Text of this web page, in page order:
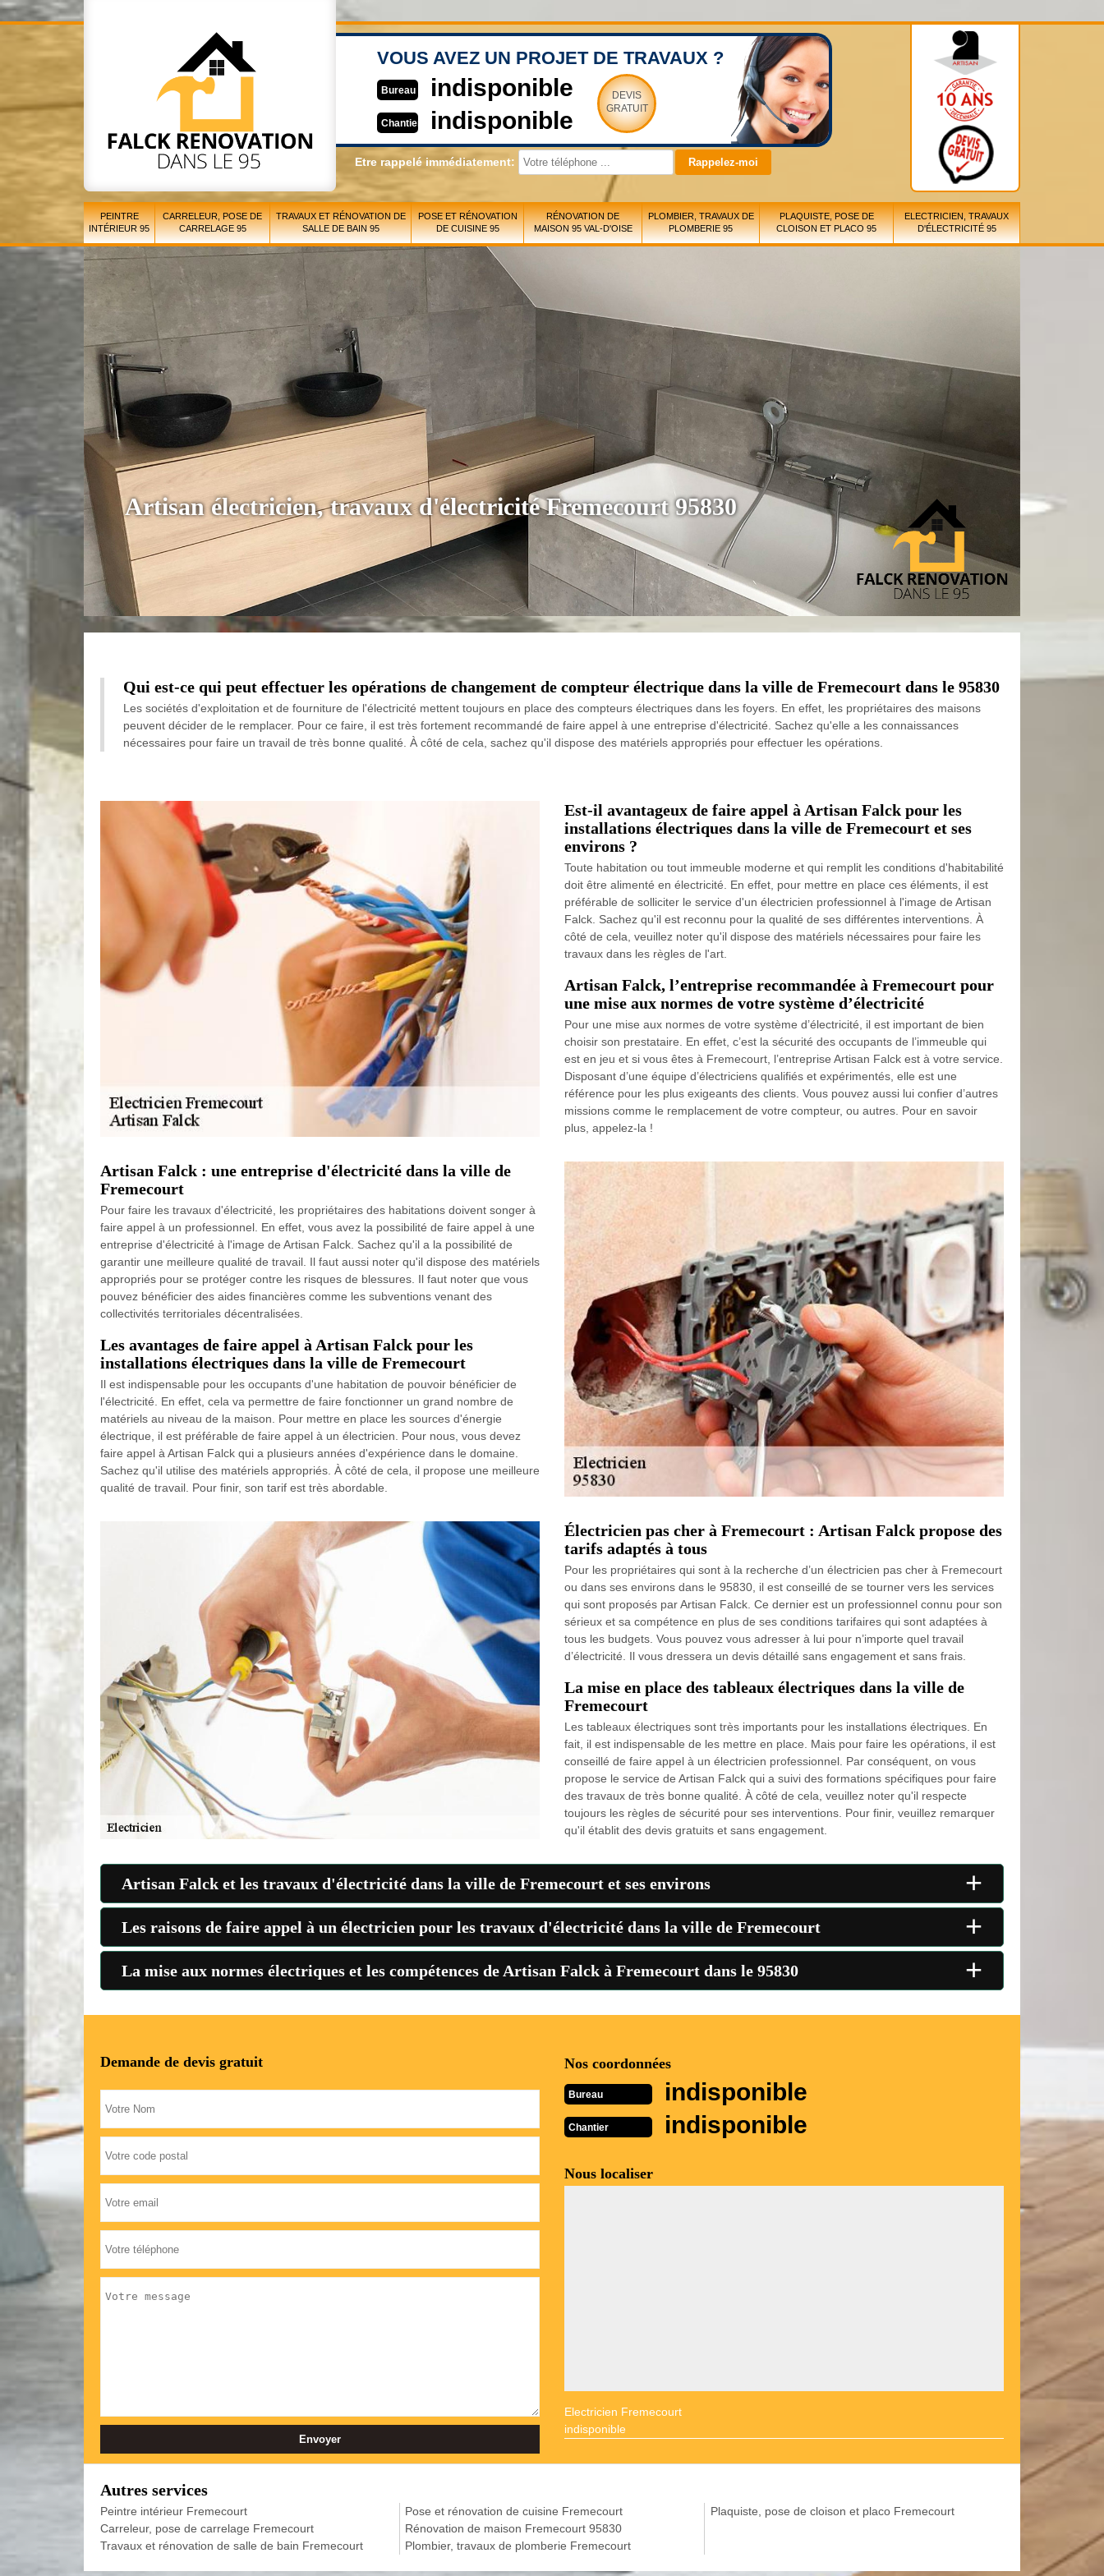
VOUS AVEZ UN PROJET DE TRAVAUX ?
Bureau indisponible
Chantier indisponible
DEVIS
GRATUIT
Etre rappelé immédiatement:
PEINTRE
INTÉRIEUR 95
CARRELEUR, POSE DE
CARRELAGE 95
TRAVAUX ET RÉNOVATION DE
SALLE DE BAIN 95
POSE ET RÉNOVATION
DE CUISINE 95
RÉNOVATION DE
MAISON 95 VAL-D'OISE
PLOMBIER, TRAVAUX DE
PLOMBERIE 95
PLAQUISTE, POSE DE
CLOISON ET PLACO 95
ELECTRICIEN, TRAVAUX
D'ÉLECTRICITÉ 95
Artisan électricien, travaux d'électricité Fremecourt 95830
Qui est-ce qui peut effectuer les opérations de changement de compteur électrique dans la ville de Fremecourt dans le 95830
Les sociétés d'exploitation et de fourniture de l'électricité mettent toujours en place des compteurs électriques dans les foyers. En effet, les propriétaires des maisons
peuvent décider de le remplacer. Pour ce faire, il est très fortement recommandé de faire appel à une entreprise d'électricité. Sachez qu'elle a les connaissances
nécessaires pour faire un travail de très bonne qualité. À côté de cela, sachez qu'il dispose des matériels appropriés pour effectuer les opérations.
Est-il avantageux de faire appel à Artisan Falck pour les
installations électriques dans la ville de Fremecourt et ses
environs ?
Toute habitation ou tout immeuble moderne et qui remplit les conditions d'habitabilité
doit être alimenté en électricité. En effet, pour mettre en place ces éléments, il est
préférable de solliciter le service d'un électricien professionnel à l'image de Artisan
Falck. Sachez qu'il est reconnu pour la qualité de ses différentes interventions. À
côté de cela, veuillez noter qu'il dispose des matériels nécessaires pour faire les
travaux dans les règles de l'art.
Artisan Falck, l’entreprise recommandée à Fremecourt pour
une mise aux normes de votre système d’électricité
Pour une mise aux normes de votre système d’électricité, il est important de bien
choisir son prestataire. En effet, c’est la sécurité des occupants de l’immeuble qui
est en jeu et si vous êtes à Fremecourt, l’entreprise Artisan Falck est à votre service.
Disposant d’une équipe d’électriciens qualifiés et expérimentés, elle est une
référence pour les plus exigeants des clients. Vous pouvez aussi lui confier d’autres
missions comme le remplacement de votre compteur, ou autres. Pour en savoir
plus, appelez-la !
Artisan Falck : une entreprise d'électricité dans la ville de
Fremecourt
Pour faire les travaux d'électricité, les propriétaires des habitations doivent songer à
faire appel à un professionnel. En effet, vous avez la possibilité de faire appel à une
entreprise d'électricité à l'image de Artisan Falck. Sachez qu'il a la possibilité de
garantir une meilleure qualité de travail. Il faut aussi noter qu'il dispose des matériels
appropriés pour se protéger contre les risques de blessures. Il faut noter que vous
pouvez bénéficier des aides financières comme les subventions venant des
collectivités territoriales décentralisées.
Les avantages de faire appel à Artisan Falck pour les
installations électriques dans la ville de Fremecourt
Il est indispensable pour les occupants d'une habitation de pouvoir bénéficier de
l'électricité. En effet, cela va permettre de faire fonctionner un grand nombre de
matériels au niveau de la maison. Pour mettre en place les sources d'énergie
électrique, il est préférable de faire appel à un électricien. Pour nous, vous devez
faire appel à Artisan Falck qui a plusieurs années d'expérience dans le domaine.
Sachez qu'il utilise des matériels appropriés. À côté de cela, il propose une meilleure
qualité de travail. Pour finir, son tarif est très abordable.
Électricien pas cher à Fremecourt : Artisan Falck propose des
tarifs adaptés à tous
Pour les propriétaires qui sont à la recherche d’un électricien pas cher à Fremecourt
ou dans ses environs dans le 95830, il est conseillé de se tourner vers les services
qui sont proposés par Artisan Falck. Ce dernier est un professionnel connu pour son
sérieux et sa compétence en plus de ses conditions tarifaires qui sont adaptées à
tous les budgets. Vous pouvez vous adresser à lui pour n’importe quel travail
d’électricité. Il vous dressera un devis détaillé sans engagement et sans frais.
La mise en place des tableaux électriques dans la ville de
Fremecourt
Les tableaux électriques sont très importants pour les installations électriques. En
fait, il est indispensable de les mettre en place. Mais pour faire les opérations, il est
conseillé de faire appel à un électricien professionnel. Par conséquent, on vous
propose le service de Artisan Falck qui a suivi des formations spécifiques pour faire
des travaux de très bonne qualité. À côté de cela, veuillez noter qu'il respecte
toujours les règles de sécurité pour ses interventions. Pour finir, veuillez remarquer
qu'il établit des devis gratuits et sans engagement.
Artisan Falck et les travaux d'électricité dans la ville de Fremecourt et ses environs +
Les raisons de faire appel à un électricien pour les travaux d'électricité dans la ville de Fremecourt +
La mise aux normes électriques et les compétences de Artisan Falck à Fremecourt dans le 95830 +
Demande de devis gratuit Nos coordonnées
Bureau indisponible
Chantier indisponible
Nous localiser
Electricien Fremecourt
indisponible
Autres services
Peintre intérieur Fremecourt
Carreleur, pose de carrelage Fremecourt
Travaux et rénovation de salle de bain Fremecourt
Pose et rénovation de cuisine Fremecourt
Rénovation de maison Fremecourt 95830
Plombier, travaux de plomberie Fremecourt
Plaquiste, pose de cloison et placo Fremecourt